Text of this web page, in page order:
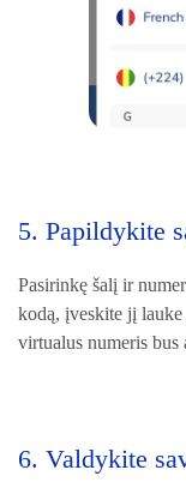
5. Papildykite
Pasirinkę šalį ir
kodą, įveskite jį
virtualus numeris bus
6. Valdykite